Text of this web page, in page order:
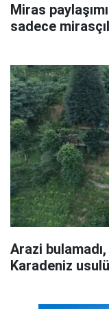
Miras
sadece
Arazi
Karadeniz